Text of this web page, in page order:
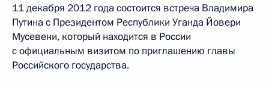
11 декабря 2012 года состоится встреча Владимира
Путина с Президентом Республики Уганда Йовери
Мусевени, который находится в России
с официальным визитом по приглашению главы
Российского государства.